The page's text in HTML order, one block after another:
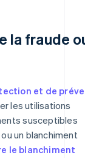
la fraude
et de
les utilisations
susceptibles
un blanchiment
le blanchiment